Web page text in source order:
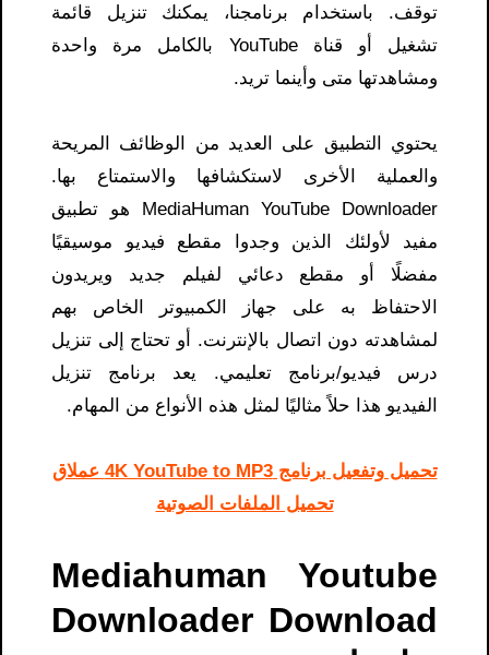
توقف. باستخدام برنامجنا، يمكنك تنزيل قائمة
تشغيل أو قناة YouTube بالكامل مرة واحدة
ومشاهدتها متى وأينما تريد.
يحتوي التطبيق على العديد من الوظائف المريحة
والعملية الأخرى لاستكشافها والاستمتاع بها.
MediaHuman YouTube Downloader هو تطبيق
مفيد لأولئك الذين وجدوا مقطع فيديو موسيقيًا
مفضلًا أو مقطع دعائي لفيلم جديد ويريدون
الاحتفاظ به على جهاز الكمبيوتر الخاص بهم
لمشاهدته دون اتصال بالإنترنت. أو تحتاج إلى تنزيل
درس فيديو/برنامج تعليمي. يعد برنامج تنزيل
الفيديو هذا حلاً مثاليًا لمثل هذه الأنواع من المهام.
تحميل وتفعيل برنامج 4K YouTube to MP3 عملاق
تحميل الملفات الصوتية
Mediahuman Youtube
Downloader Download